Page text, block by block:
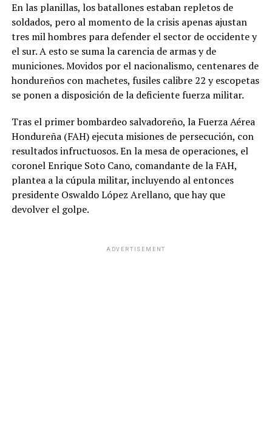
En las planillas, los batallones estaban repletos de
soldados, pero al momento de la crisis apenas ajustan
tres mil hombres para defender el sector de occidente y
el sur. A esto se suma la carencia de armas y de
municiones. Movidos por el nacionalismo, centenares de
hondureños con machetes, fusiles calibre 22 y escopetas
se ponen a disposición de la deficiente fuerza militar.
Tras el primer bombardeo salvadoreño, la Fuerza Aérea
Hondureña (FAH) ejecuta misiones de persecución, con
resultados infructuosos. En la mesa de operaciones, el
coronel Enrique Soto Cano, comandante de la FAH,
plantea a la cúpula militar, incluyendo al entonces
presidente Oswaldo López Arellano, que hay que
devolver el golpe.
ADVERTISEMENT